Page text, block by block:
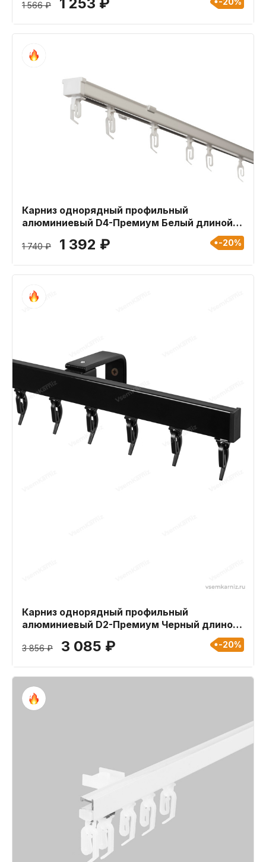
1 566 ₽
Карниз однорядный профильный
алюминиевый D4-Премиум Белый длиной
1 740 ₽ 1 392 ₽ -20%
Карниз однорядный профильный
алюминиевый D2-Премиум Черный длиной
3 856 ₽ 3 085 ₽ -20%